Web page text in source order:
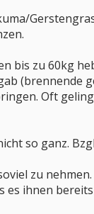
bis zu 60kg
(brennende
Oft
so ganz.
zu nehmen.
ihnen